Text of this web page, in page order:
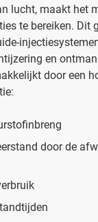
lucht, maakt het
te bereiken. Dit
en
door een
door de